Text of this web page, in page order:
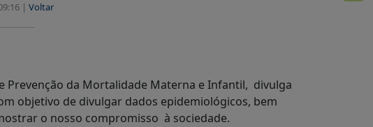
| Voltar
Prevenção da Mortalidade Materna e Infantil, divulga
objetivo de divulgar dados epidemiológicos, bem
o nosso compromisso à sociedade.